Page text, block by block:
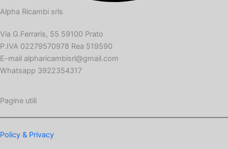
Alpha Ricambi srls
Via G.Ferraris, 55 59100 Prato
P.IVA 02279570978 Rea 519590
E-mail alpharicambisrl@gmail.com
Whatsapp 3922354317
Pagine utili
Policy & Privacy